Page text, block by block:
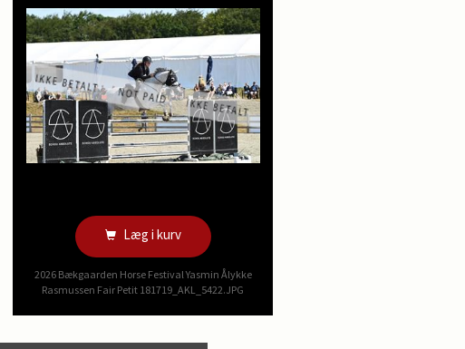
Læg i kurv
2026 Bækgaarden Horse Festival Yasmin Ålykke
Rasmussen Fair Petit 181719_AKL_5422.JPG